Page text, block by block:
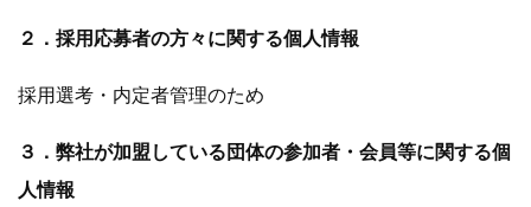
２．採用応募者の方々に関する個人情報
採用選考・内定者管理のため
３．弊社が加盟している団体の参加者・会員等に関する個
人情報